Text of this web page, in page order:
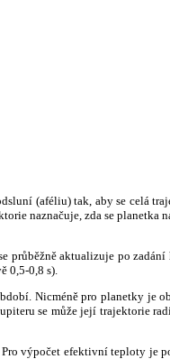
(aféliu) tak, aby se celá
naznačuje, zda se planetka
průběžně aktualizuje po zadání
0,5-0,8 s).
Nicméně pro planetky je
se může její trajektorie
Pro výpočet efektivní teploty je